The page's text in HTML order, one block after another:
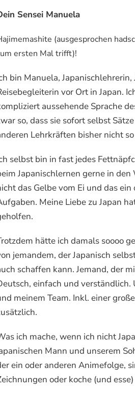
Sensei Manuela
(ausgesprochen
ersten Mal trifft)!
bin Manuela,
vor Ort in Japan.
aussehende Sprache
so, dass sie sofort selbst
Lehrkräften bisher nicht
selbst bin in fast jedes
Japanischlernen gerne in
das Gelbe vom Ei und das
Meine Liebe zu Japan
hätte ich damals soooo
jemandem, der Japanisch
schaffen kann. Jemand, der
einfach und
meinem Team. Inkl. einer
ich mache, wenn ich nicht
Mann und unserem
ein oder anderen Animefolge,
oder koche (und